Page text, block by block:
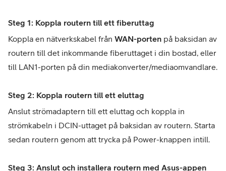
Steg 1: Koppla routern till ett fiberuttag
Koppla en nätverkskabel från WAN-porten på baksidan av
routern till det inkommande fiberuttaget i din bostad, eller
Steg 2: Koppla routern till ett eluttag
Anslut strömadaptern till ett eluttag och koppla in
strömkabeln i DCIN-uttaget på baksidan av routern. Starta
sedan routern genom att trycka på Power-knappen intill.
Steg 3: Anslut och installera routern med Asus-appen